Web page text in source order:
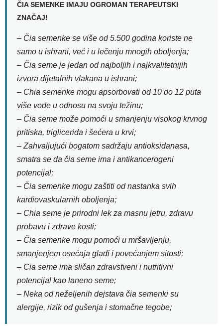
ČIA SEMENKE IMAJU OGROMAN TERAPEUTSKI
ZNAČAJ!
– Čia semenke se više od 5.500 godina koriste ne
samo u ishrani, već i u lečenju mnogih oboljenja;
– Čia seme je jedan od najboljih i najkvalitetnijih
izvora dijetalnih vlakana u ishrani;
– Chia semenke mogu apsorbovati od 10 do 12 puta
više vode u odnosu na svoju težinu;
– Čia seme može pomoći u smanjenju visokog krvnog
pritiska, triglicerida i šećera u krvi;
– Zahvaljujući bogatom sadržaju antioksidanasa,
smatra se da čia seme ima i antikancerogeni
potencijal;
– Čia semenke mogu zaštiti od nastanka svih
kardiovaskularnih oboljenja;
– Chia seme je prirodni lek za masnu jetru, zdravu
probavu i zdrave kosti;
– Čia semenke mogu pomoći u mršavljenju,
smanjenjem osećaja gladi i povećanjem sitosti;
– Cia seme ima sličan zdravstveni i nutritivni
potencijal kao laneno seme;
– Neka od neželjenih dejstava čia semenki su
alergije, rizik od gušenja i stomačne tegobe;